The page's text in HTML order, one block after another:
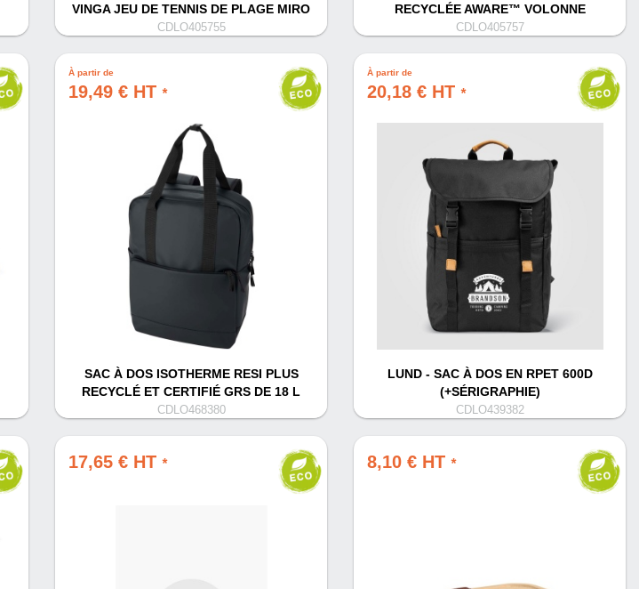
VINGA JEU DE TENNIS DE PLAGE MIRO
CDLO405755
RECYCLÉE AWARE™ VOLONNE
CDLO405757
À partir de
19,49 € HT *
SAC À DOS ISOTHERME RESI PLUS
RECYCLÉ ET CERTIFIÉ GRS DE 18 L
CDLO468380
À partir de
20,18 € HT *
LUND - SAC À DOS EN RPET 600D
(+SÉRIGRAPHIE)
CDLO439382
17,65 € HT * 8,10 € HT *